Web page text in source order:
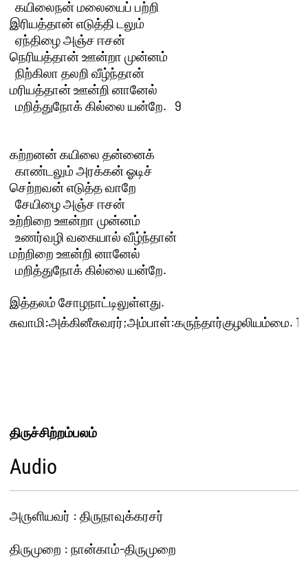
  கயிலைநன் மலையைப் பற்றி
இரியத்தான் எடுத்தி டலும்
  ஏந்திழை அஞ்ச ஈசன்
நெரியத்தான் ஊன்றா முன்னம்
  நிற்கிலா தலறி வீழ்ந்தான்
மரியத்தான் ஊன்றி னானேல்
  மறித்துநோக் கில்லை யன்றே.   9
கற்றனன் கயிலை தன்னைக்
  காண்டலும் அரக்கன் ஓடிச்
செற்றவன் எடுத்த வாறே
  சேயிழை அஞ்ச ஈசன்
உற்றிறை ஊன்றா முன்னம்
  உணர்வழி வகையால் வீழ்ந்தான்
மற்றிறை ஊன்றி னானேல்
  மறித்துநோக் கில்லை யன்றே.
சுவாமி:அக்கினீசுவரர்;அம்பாள்:கருந்தார்குழலியம்மை.
திருச்சிற்றம்பலம்
Audio
அ௫ளியவர் : திருநாவுக்கரசர்
திருமுறை : நான்காம்-திருமுறை